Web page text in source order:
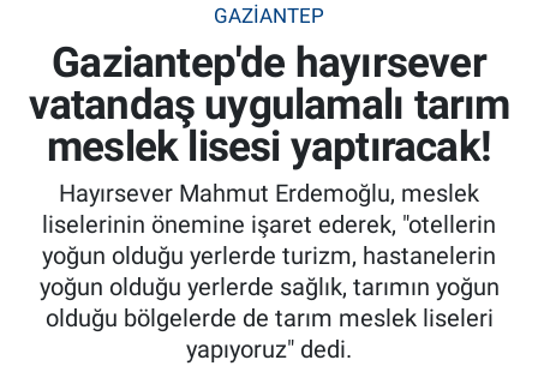
GAZIANTEP
Gaziantep'de hayırsever
vatandaş uygulamalı tarım
meslek lisesi yaptıracak!
Hayırsever Mahmut Erdemoğlu, meslek
liselerinin önemine işaret ederek, "otellerin
yoğun olduğu yerlerde turizm, hastanelerin
yoğun olduğu yerlerde sağlık, tarımın yoğun
olduğu bölgelerde de tarım meslek liseleri
yapıyoruz" dedi.
Tarımsal Destekler
Tarım Bakanlığı
Tarım Kredi Kooperatifleri
Pankobirlik
Tüm Manşetler
Son Dakika Haberleri